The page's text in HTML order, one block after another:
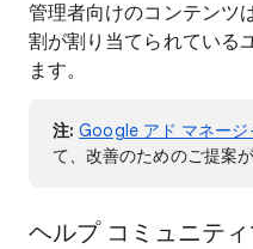
管理者向けのコンテンツ
割が割り当てられている
ます。
注: Google アド マネージ
て、改善のためのご提案
ヘルプ コミュニテ